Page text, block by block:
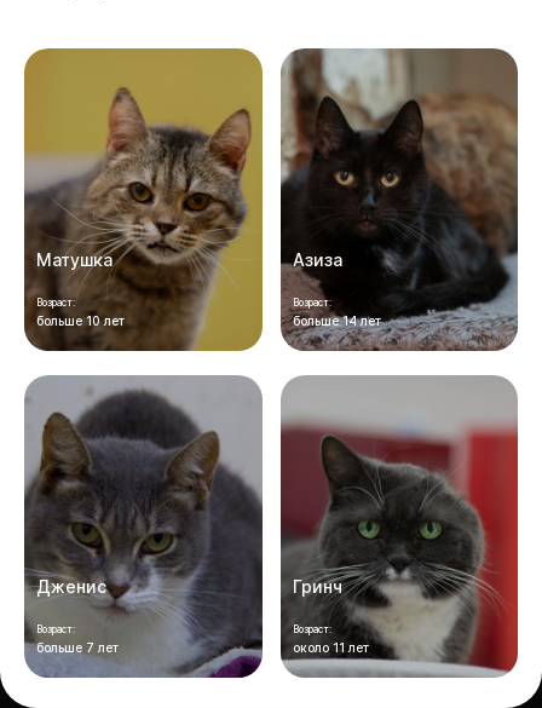
Матушка
Возраст:
больше 10 лет
Азиза
Возраст:
больше 14 лет
Дженис
Возраст:
больше 7 лет
Гринч
Возраст:
около 11 лет